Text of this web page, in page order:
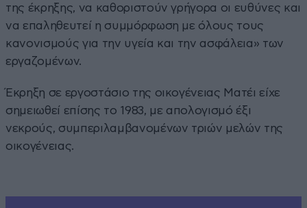
της έκρηξης, να καθοριστούν γρήγορα οι ευθύνες και
να επαληθευτεί η συμμόρφωση με όλους τους
κανονισμούς για την υγεία και την ασφάλεια» των
εργαζομένων.
Έκρηξη σε εργοστάσιο της οικογένειας Ματέι είχε
σημειωθεί επίσης το 1983, με απολογισμό έξι
νεκρούς, συμπεριλαμβανομένων τριών μελών της
οικογένειας.